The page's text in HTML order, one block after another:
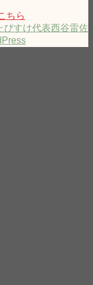
ちら
びすけ代表西谷雷佐